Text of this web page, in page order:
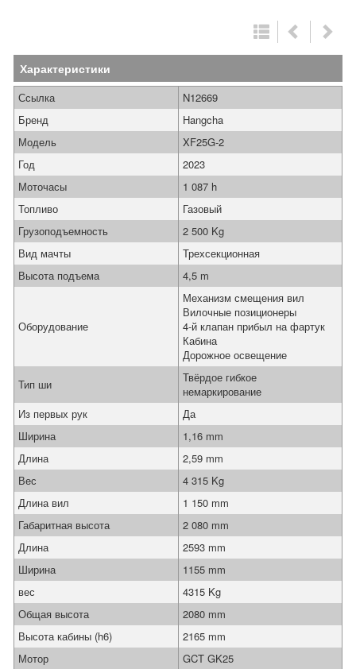
Характеристики
Ссылка
N12669
Бренд
Hangcha
Модель
XF25G-2
Год
2023
Моточасы
1 087 h
Топливо
Газовый
Грузоподъемность
2 500 Kg
Вид мачты
Трехсекционная
Высота подъема
4,5 m
Оборудование
Механизм смещения вил
Вилочные позиционеры
4-й клапан прибыл на фартук
Кабина
Дорожное освещение
Тип ши
Твёрдое гибкое
немаркирование
Из первых рук
Да
Ширина
1,16 mm
Длина
2,59 mm
Вес
4 315 Kg
Длина вил
1 150 mm
Габаритная высота
2 080 mm
Длина
2593 mm
Ширина
1155 mm
вес
4315 Kg
Общая высота
2080 mm
Высота кабины (h6)
2165 mm
Мотор
GCT GK25